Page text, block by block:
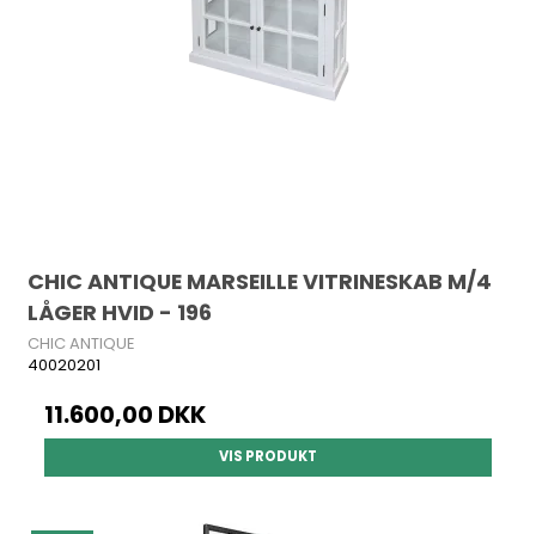
CHIC ANTIQUE MARSEILLE VITRINESKAB M/4
LÅGER HVID - 196
CHIC ANTIQUE
40020201
11.600,00 DKK
VIS PRODUKT